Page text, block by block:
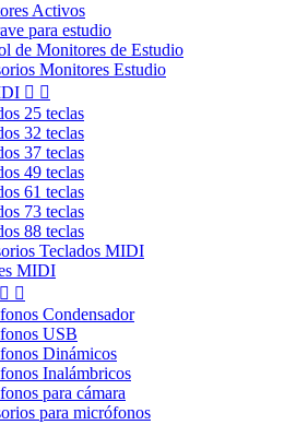
Activos
para estudio
de Monitores de Estudio
Monitores Estudio
 
25 teclas
32 teclas
37 teclas
49 teclas
61 teclas
73 teclas
88 teclas
Teclados MIDI
MIDI
 
Condensador
USB
Dinámicos
Inalámbricos
para cámara
para micrófonos